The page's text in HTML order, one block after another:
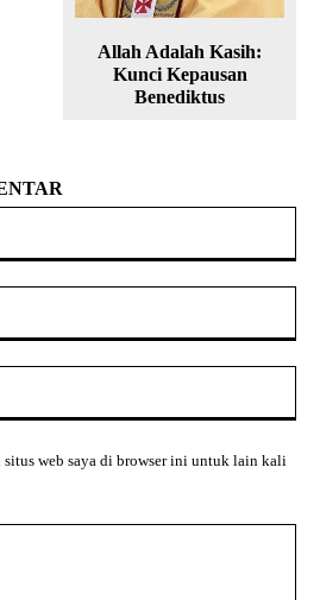
Allah Adalah Kasih:
Kunci Kepausan
Benediktus
situs web saya di browser ini untuk lain kali